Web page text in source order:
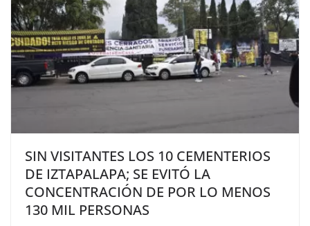
SIN VISITANTES LOS 10 CEMENTERIOS
DE IZTAPALAPA; SE EVITÓ LA
CONCENTRACIÓN DE POR LO MENOS
130 MIL PERSONAS